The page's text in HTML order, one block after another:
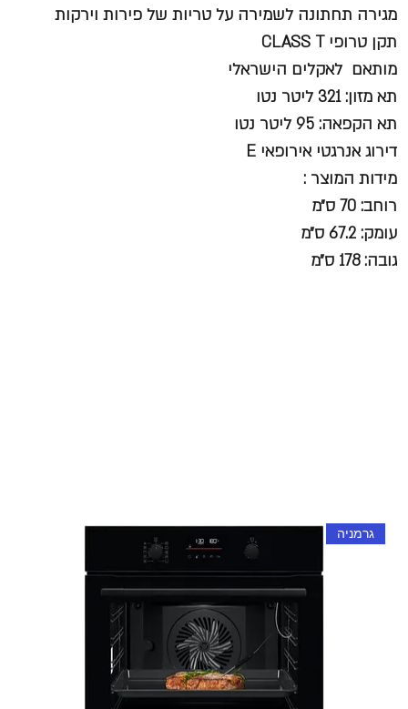
מגירה תחתונה לשמירה על טריות של פירות וירקות
תקן טרופי CLASS T
מותאם לאקלים הישראלי
תא מזון: 321 ליטר נטו
תא הקפאה: 95 ליטר נטו
דירוג אנרגטי אירופאי E
מידות המוצר :
רוחב: 70 ס״מ
עומק: 67.2 ס״מ
גובה: 178 ס״מ
גרמניה